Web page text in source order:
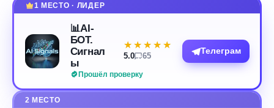
1 МЕСТО · ЛИДЕР
📊AI-
БОТ.
Сигнал
ы
Прошёл проверку
★★★★★
★★★★★
5.0 65
Телеграм
2 МЕСТО